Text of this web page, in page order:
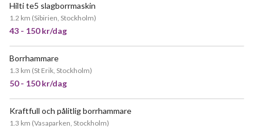
Hilti te5 slagborrmaskin
1.2 km (Sibirien, Stockholm)
43 - 150 kr/dag
Borrhammare
1.3 km (St Erik, Stockholm)
50 - 150 kr/dag
Kraftfull och pålitlig borrhammare
1.3 km (Vasaparken, Stockholm)